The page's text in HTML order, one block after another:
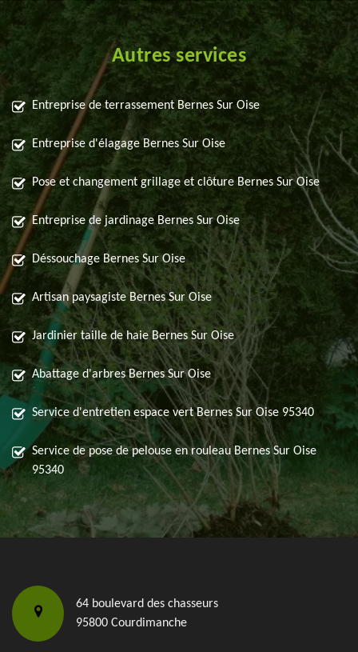
Autres services
Entreprise de terrassement Bernes Sur Oise
Entreprise d'élagage Bernes Sur Oise
Pose et changement grillage et clôture Bernes Sur Oise
Entreprise de jardinage Bernes Sur Oise
Déssouchage Bernes Sur Oise
Artisan paysagiste Bernes Sur Oise
Jardinier taille de haie Bernes Sur Oise
Abattage d'arbres Bernes Sur Oise
Service d'entretien espace vert Bernes Sur Oise 95340
Service de pose de pelouse en rouleau Bernes Sur Oise
95340
64 boulevard des chasseurs
95800 Courdimanche